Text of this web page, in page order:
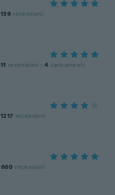
139 recensioni
11 recensioni · 4 caricamenti
1217 recensioni
660 recensioni